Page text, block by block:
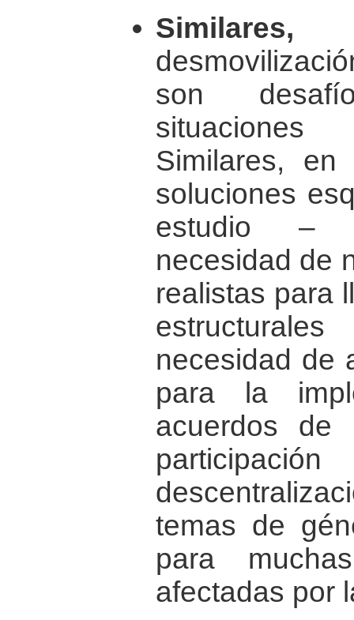
Similares,
son
Similares,
soluciones
estudio –
necesidad de
realistas para
necesidad de
para la
acuerdos
temas de
para
afectadas por